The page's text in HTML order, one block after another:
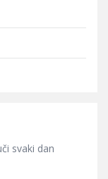
svaki dan